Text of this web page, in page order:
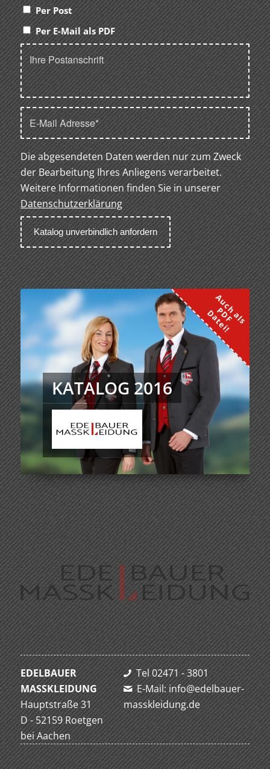
Per Post
Per E-Mail als PDF
Die abgesendeten Daten werden nur zum Zweck
der Bearbeitung Ihres Anliegens verarbeitet.
Weitere Informationen finden Sie in unserer
Datenschutzerklärung
KATALOG 2016
EDELBAUER
MASSKLEIDUNG
Hauptstraße 31
D - 52159 Roetgen
bei Aachen
Tel 02471 - 3801
E-Mail: info@edelbauer-
masskleidung.de